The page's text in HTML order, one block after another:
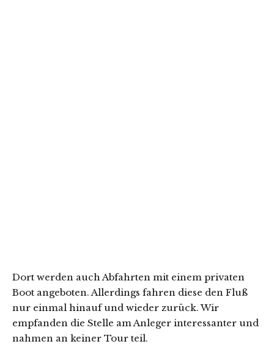
Dort werden auch Abfahrten mit einem privaten
Boot angeboten. Allerdings fahren diese den Fluß
nur einmal hinauf und wieder zurück. Wir
empfanden die Stelle am Anleger interessanter und
nahmen an keiner Tour teil.